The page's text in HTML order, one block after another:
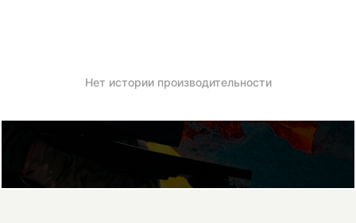
Нет истории производительности